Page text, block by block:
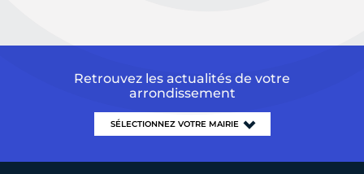
Retrouvez les actualités de votre
arrondissement